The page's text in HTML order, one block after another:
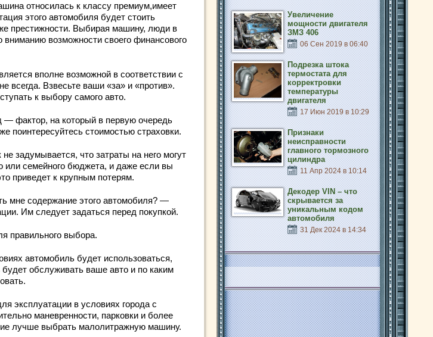
относилась к классу премиум,имеет
этого автомобиля будет стоить
престижности. Выбирая машину, люди в
возможности своего финансового
вполне возможной в соответствии с
всегда. Взвесьте ваши «за» и «против».
к выбору самого авто.
— фактор, на который в первую очередь
поинтересуйтесь стоимостью страховки.
задумывается, что затраты на него могут
или семейного бюджета, и даже если вы
приведет к крупным потерям.
мне содержание этого автомобиля? —
Им следует задаться перед покупкой.
правильного выбора.
автомобиль будет использоваться,
будет обслуживать ваше авто и по каким
эксплуатации в условиях города с
маневренности, парковки и более
лучше выбрать малолитражную машину.
Увеличение
мощности двигателя
ЗМЗ 406
06 Сен 2019 в 06:40
Подрезка штока
термостата для
корректровки
температуры
двигателя
17 Июн 2019 в 10:29
Признаки
неисправности
главного тормозного
цилиндра
11 Апр 2024 в 10:14
Декодер VIN – что
скрывается за
уникальным кодом
автомобиля
31 Дек 2024 в 14:34